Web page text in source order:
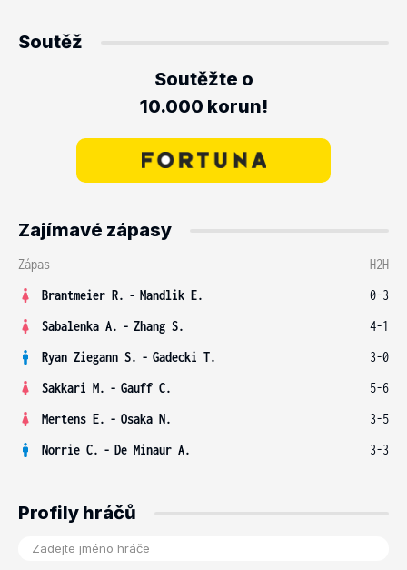
Soutěž
Soutěžte o
10.000 korun!
Zajímavé zápasy
Zápas
H2H
Brantmeier R. - Mandlik E.
0-3
Sabalenka A. - Zhang S.
4-1
Ryan Ziegann S. - Gadecki T.
3-0
Sakkari M. - Gauff C.
5-6
Mertens E. - Osaka N.
3-5
Norrie C. - De Minaur A. 3-3
Profily hráčů